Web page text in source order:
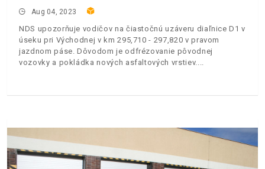
Aug 04, 2023
NDS upozorňuje vodičov na čiastočnú uzáveru diaľnice D1 v
úseku pri Východnej v km 295,710 - 297,820 v pravom
jazdnom páse. Dôvodom je odfrézovanie pôvodnej
vozovky a pokládka nových asfaltových vrstiev.